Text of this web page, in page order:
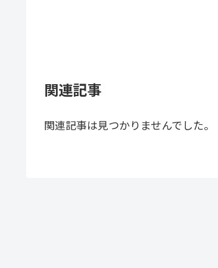
関連記事
関連記事は見つかりませんでした。